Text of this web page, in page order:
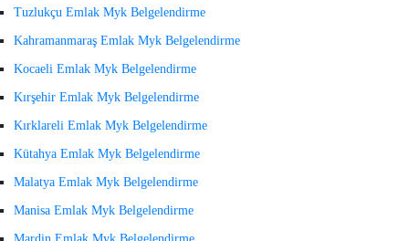
Tuzlukçu Emlak Myk Belgelendirme
Kahramanmaraş Emlak Myk Belgelendirme
Kocaeli Emlak Myk Belgelendirme
Kırşehir Emlak Myk Belgelendirme
Kırklareli Emlak Myk Belgelendirme
Kütahya Emlak Myk Belgelendirme
Malatya Emlak Myk Belgelendirme
Manisa Emlak Myk Belgelendirme